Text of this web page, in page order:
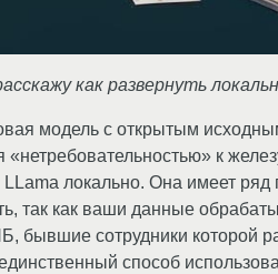
как развернуть
модель с открытым
«нетребовательностью» к
локально. Она имеет
так как ваши данные
бывшие сотрудники которой
способ